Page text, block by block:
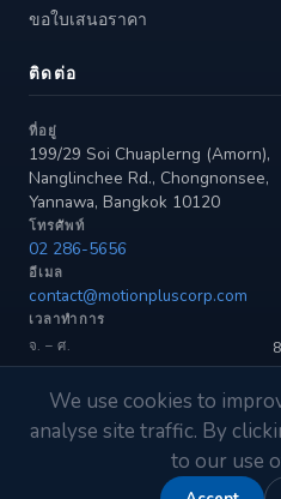
ขอใบเสนอราคา
ติดต่อ
ที่อยู่
199/29 Soi Chuaplerng (Amorn),
Nanglinchee Rd., Chongnonsee,
Yannawa, Bangkok 10120
โทรศัพท์
02 286-5656
อีเมล
contact@motionpluscorp.com
เวลาทำการ
จ. – ศ.
© 2026 บริษัท โมชั่น พลัส คอ
We use cookies to
analyse site traffic. By
to our use